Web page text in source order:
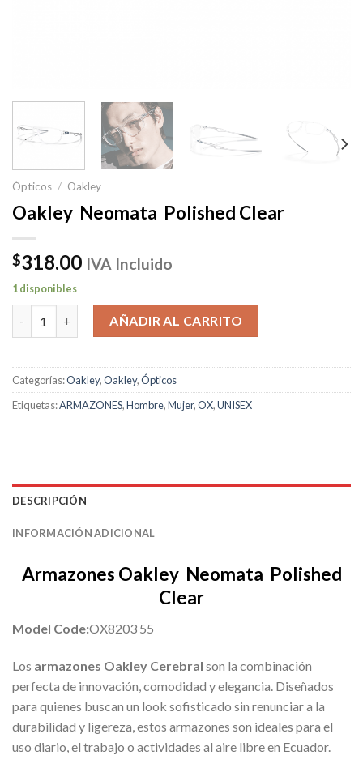
Ópticos / Oakley
Oakley Neomata Polished Clear
$318.00 IVA Incluido
1 disponibles
Oakley Neomata Polished Clear cantidad
AÑADIR AL CARRITO
Categorías:Oakley,Oakley,Ópticos
Etiquetas:ARMAZONES,Hombre,Mujer,OX,UNISEX
DESCRIPCIÓN
INFORMACIÓN ADICIONAL
Armazones Oakley Neomata Polished
Clear
Model Code:OX8203 55
Los armazones Oakley Cerebral son la combinación
perfecta de innovación, comodidad y elegancia. Diseñados
para quienes buscan un look sofisticado sin renunciar a la
durabilidad y ligereza, estos armazones son ideales para el
uso diario, el trabajo o actividades al aire libre en Ecuador.